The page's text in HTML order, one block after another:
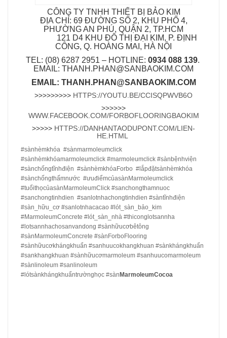
CÔNG TY TNHH THIẾT BỊ BẢO KIM
ĐỊA CHỈ: 69 ĐƯỜNG SỐ 2, KHU PHỐ 4,
PHƯỜNG AN PHÚ, QUẬN 2, TP.HCM
​ 121 D4 KHU ĐÔ THỊ ĐẠI KIM, P. ĐỊNH
CÔNG, Q. HOÀNG MAI, HÀ NỘI
TEL: (08) 6287 2951 – HOTLINE: 0934 088 139. ​
EMAIL: THANH.PHAN@SANBAOKIM.COM
EMAIL: THANH.PHAN@SANBAOKIM.COM
>>>>>>>>> HTTPS://YOUTU.BE/CCISQPWVB6O
>>>>>>
WWW.FACEBOOK.COM/FORBOFLOORINGBAOKIM
>>>>> HTTPS://DANHANTAODUPONT.COM/LIEN-
HE.HTML
#sànhèmkhóa #sànmarmoleumclick
#sànhèmkhóamarmoleumclick #marmoleumclick #sànbệnhviện
#sànchốngtĩnhđiện #sànhèmkhóaForbo #lắpđặtsànhèmkhóa
#sànchốngthấmnước #ưuđiểmcủasànMarmoleumclick
#tuổithọcủasànMarmoleumClick #sanchongthamnuoc
#sanchongtinhdien #sanlotnhachongtinhdien #sàntĩnhđiện
#sàn_hữu_cơ #sanlotnhacacao #lót_sàn_bảo_kim
#MarmoleumConcrete #lót_sàn_nhà #thiconglotsannha
#lotsannhachosanvandong #sànhữucơbêtông
#sànMarmoleumConcrete #sànForboFlooring
#sànhữucơkhángkhuẩn #sanhuucokhangkhuan #sànkhángkhuẩn
#sankhangkhuan #sànhữucơmarmoleum #sanhuucomarmoleum
#sànlinoleum #sanlinoleum
#lótsànkhángkhuẩntrườnghọc #sànMarmoleumCocoa